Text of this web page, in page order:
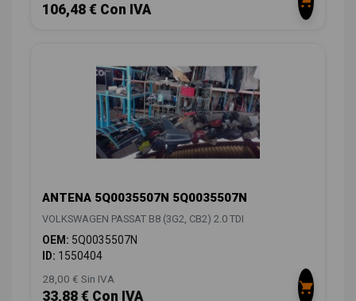
106,48 € Con IVA
ANTENA 5Q0035507N 5Q0035507N
VOLKSWAGEN PASSAT B8 (3G2, CB2) 2.0 TDI
OEM: 5Q0035507N
ID: 1550404
28,00 € Sin IVA
33,88 € Con IVA